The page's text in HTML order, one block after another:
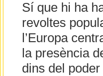
Sí que hi ha
revoltes
l’Europa
la presència
dins del